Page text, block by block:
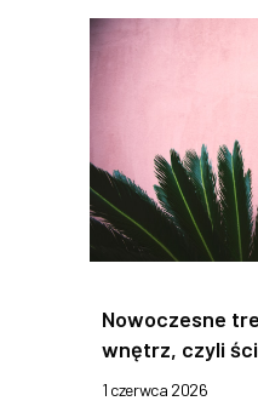
Nowoczesne
wnętrz, czyli
1 czerwca 2026